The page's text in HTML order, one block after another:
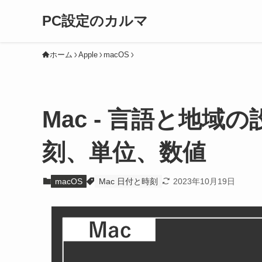
PC設定のカルマ
ホーム Apple macOS
Mac - 言語と地域の
刻、単位、数値
macOS Mac 日付と時刻 2023年10月19日